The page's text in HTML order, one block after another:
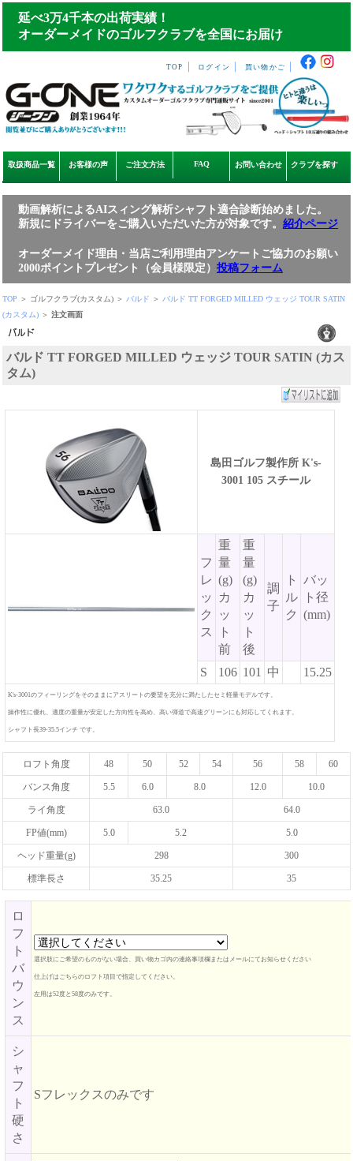
延べ3万4千本の出荷実績！
オーダーメイドのゴルフクラブを全国にお届け
TOP ログイン 買い物かご
取扱商品一覧 お客様の声 ご注文方法 FAQ お問い合わせ クラブを探す
動画解析によるAIスィング解析シャフト適合診断始めました。
新規にドライバーをご購入いただいた方が対象です。 紹介ページ
オーダーメイド理由・当店ご利用理由アンケートご協力のお願い
2000ポイントプレゼント（会員様限定） 投稿フォーム
TOP ＞ ゴルフクラブ(カスタム) ＞ バルド ＞ バルド TT FORGED MILLED ウェッジ TOUR SATIN
(カスタム) ＞ 注文画面
バルド TT FORGED MILLED ウェッジ TOUR SATIN (カス
タム)
島田ゴルフ製作所 K's-
3001 105 スチール
フ
レ
ッ
ク
ス
重
量
(g)
カ
ッ
ト
前
重
量
(g)
カ
ッ
ト
後
調
子
ト
ル
ク
バッ
ト径
(mm)
S 106 101 中 15.25
K's-3001のフィーリングをそのままにアスリートの要望を充分に満たしたセミ軽量モデルです。
操作性に優れ、適度の重量が安定した方向性を高め、高い弾道で高速グリーンにも対応してくれます。
シャフト長39-35.5インチ です。
ロフト角度 48 50 52 54 56 58 60
バンス角度 5.5 6.0 8.0 12.0 10.0
ライ角度 63.0 64.0
FP値(mm) 5.0 5.2 5.0
ヘッド重量(g) 298 300
標準長さ 35.25 35
ロ
フ
ト
バ
ウ
ン
ス
選択肢にご希望のものがない場合、買い物カゴ内の連絡事項欄またはメールにてお知らせください
仕上げはごちらのロフト項目で指定してください。
左用は52度と58度のみです。
シ
ャ
フ
ト
硬
さ
Sフレックスのみです